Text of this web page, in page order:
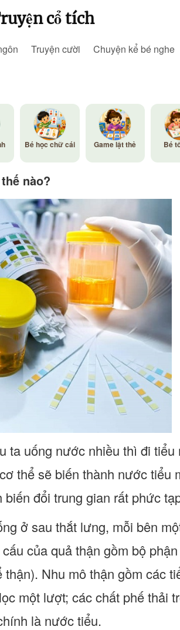
cổ tích
Truyện cười Chuyện kể bé nghe
Bé học chữ cái Game lật thẻ Bé
nào?
ta uống nước nhiều thì đi
thể sẽ biến thành nước tiểu
đổi trung gian rất phức
ở sau thắt lưng, mỗi bên
của quả thận gồm bộ
Nhu mô thận gồm các
một lượt; các chất phế thải
là nước tiểu.